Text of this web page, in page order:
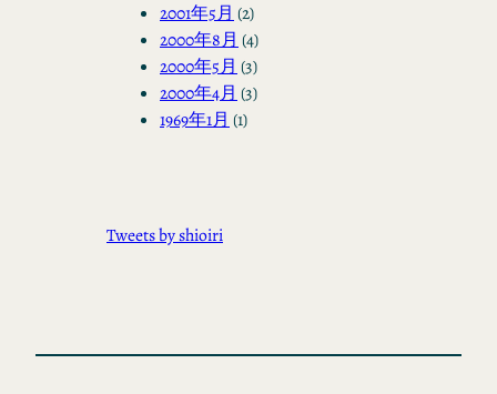
2001年5月 (2)
2000年8月 (4)
2000年5月 (3)
2000年4月 (3)
1969年1月 (1)
Tweets by shioiri